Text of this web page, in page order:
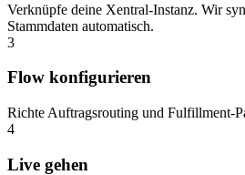
Verknüpfe deine Xentral-Instanz. Wir
Stammdaten automatisch.
3
Flow konfigurieren
Richte Auftragsrouting und Fulfillment-
4
Live gehen